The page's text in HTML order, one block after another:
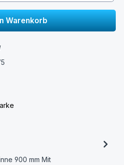
Warenkorb
900 mm Mit